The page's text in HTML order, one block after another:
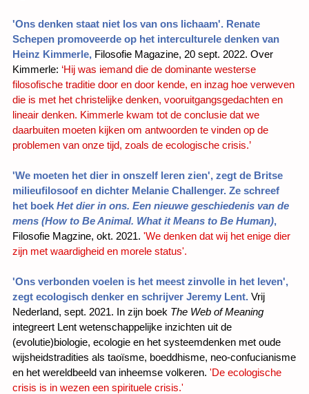
'Ons denken staat niet los van ons lichaam'. Renate
Schepen promoveerde op het interculturele denken van
Heinz Kimmerle, Filosofie Magazine, 20 sept. 2022. Over
Kimmerle: ‘Hij was iemand die de dominante westerse
filosofische traditie door en door kende, en inzag hoe verweven
die is met het christelijke denken, vooruitgangsgedachten en
lineair denken. Kimmerle kwam tot de conclusie dat we
daarbuiten moeten kijken om antwoorden te vinden op de
problemen van onze tijd, zoals de ecologische crisis.’
'We moeten het dier in onszelf leren zien', zegt de Britse
milieufilosoof en dichter Melanie Challenger. Ze schreef
het boek Het dier in ons. Een nieuwe geschiedenis van de
mens (How to Be Animal. What it Means to Be Human),
Filosofie Magzine, okt. 2021. 'We denken dat wij het enige dier
zijn met waardigheid en morele status'.
'Ons verbonden voelen is het meest zinvolle in het leven',
zegt ecologisch denker en schrijver Jeremy Lent.Vrij
Nederland, sept. 2021. In zijn boek The Web of Meaning
integreert Lent wetenschappelijke inzichten uit de
(evolutie)biologie, ecologie en het systeemdenken met oude
wijsheidstradities als taoïsme, boeddhisme, neo-confucianisme
en het wereldbeeld van inheemse volkeren. 'De ecologische
crisis is in wezen een spirituele crisis.'